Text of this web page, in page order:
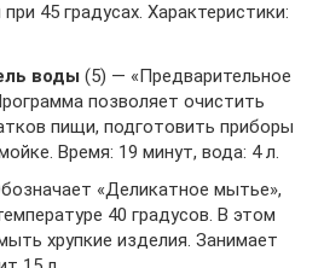
45 градусах. Характеристики:
воды (5) — «Предварительное
позволяет очистить
пищи, подготовить приборы
Время: 19 минут, вода: 4 л.
«Деликатное мытье»,
40 градусов. В этом
хрупкие изделия. Занимает